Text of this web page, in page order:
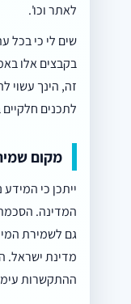
לאתר וכו'.
שים לי כי בכל
בקבצים אלו
זה, הינך עשוי
לתכנים
מקום
ייתכן כי
המדינה.
גם לשמירת
מדינת ישראל.
ההתקשרות